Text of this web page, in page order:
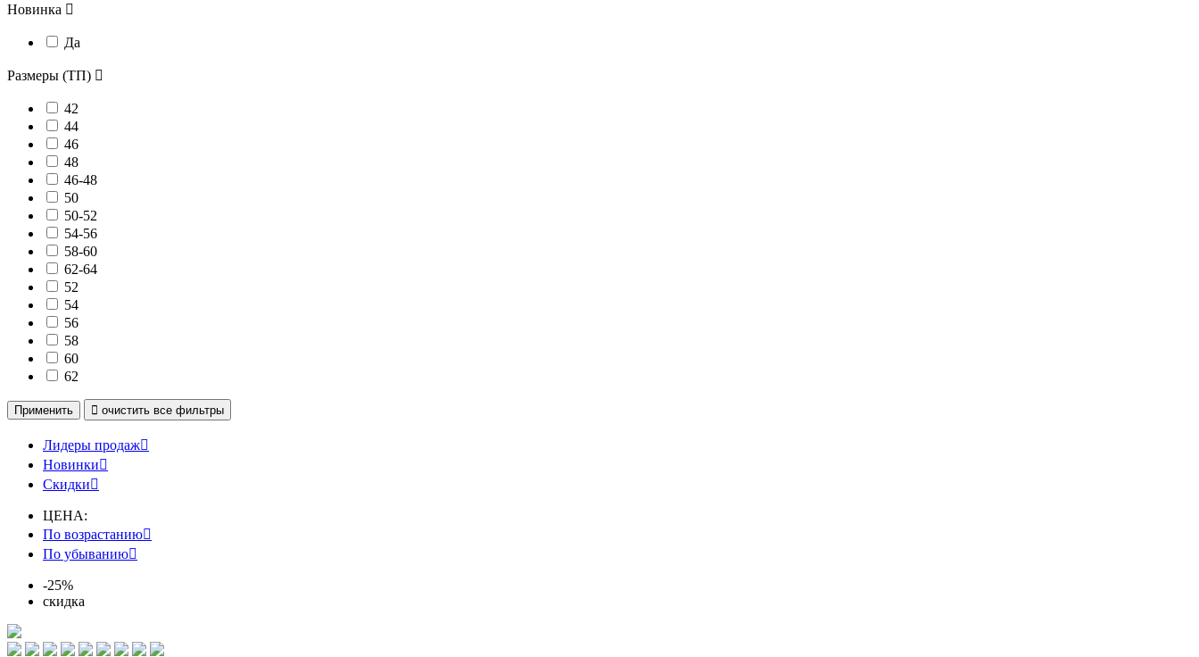
Новинка 
Да
Размеры (ТП) 
42
44
46
48
46-48
50
50-52
54-56
58-60
62-64
52
54
56
58
60
62
Применить  очистить все фильтры
Лидеры продаж
Новинки
Скидки
ЦЕНА:
По возрастанию
По убыванию
-25%
скидка